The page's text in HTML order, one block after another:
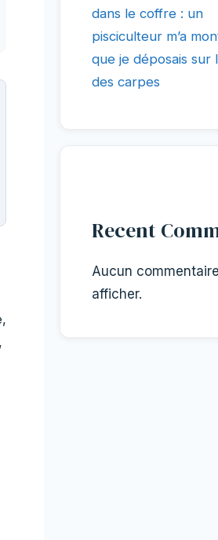
dans le coffre : un
pisciculteur m’a
que je déposais sur
des carpes
Recent
Aucun
afficher.